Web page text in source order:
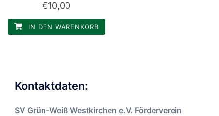
€10,00
IN DEN WARENKORB
Kontaktdaten:
SV Grün-Weiß Westkirchen e.V. Förderverein